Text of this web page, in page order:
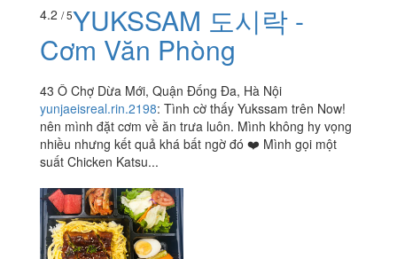
4.2 / 5YUKSSAM 도시락 -
Cơm Văn Phòng
43 Ô Chợ Dừa Mới, Quận Đống Đa, Hà Nội
yunjaeisreal.rin.2198: Tình cờ thấy Yukssam trên Now!
nên mình đặt cơm về ăn trưa luôn. Mình không hy vọng
nhiều nhưng kết quả khá bất ngờ đó ❤️ Mình gọi một
suất Chicken Katsu...